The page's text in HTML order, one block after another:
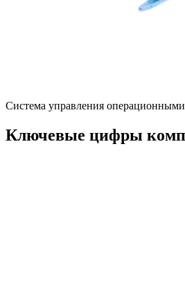
Система управления
Ключевые цифры